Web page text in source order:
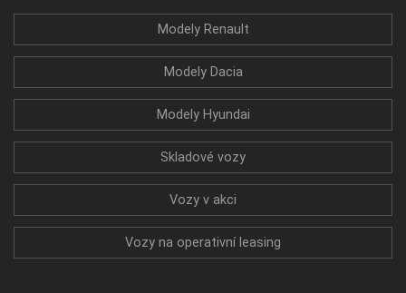
Modely Renault
Modely Dacia
Modely Hyundai
Skladové vozy
Vozy v akci
Vozy na operativní leasing